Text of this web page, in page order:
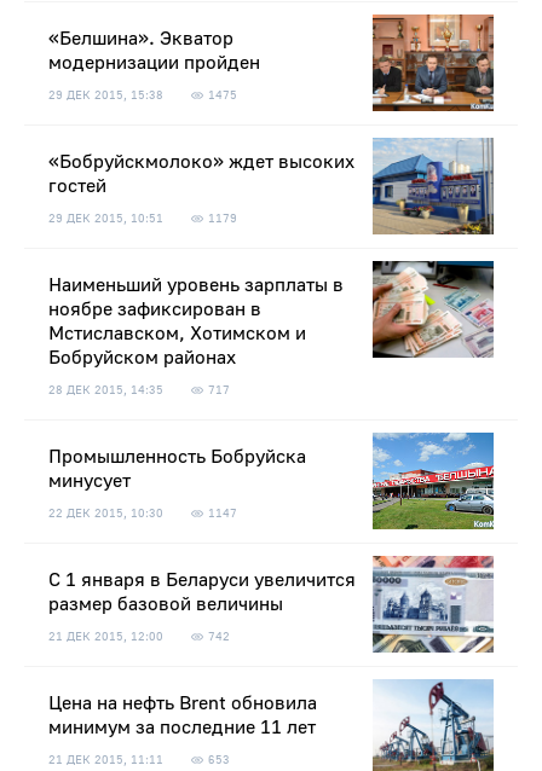
«Белшина». Экватор
модернизации пройден
29 ДЕК 2015, 15:38 1475
«Бобруйскмолоко» ждет высоких
гостей
29 ДЕК 2015, 10:51 1179
Наименьший уровень зарплаты в
ноябре зафиксирован в
Мстиславском, Хотимском и
Бобруйском районах
28 ДЕК 2015, 14:35 717
Промышленность Бобруйска
минусует
22 ДЕК 2015, 10:30 1147
С 1 января в Беларуси увеличится
размер базовой величины
21 ДЕК 2015, 12:00 742
Цена на нефть Brent обновила
минимум за последние 11 лет
21 ДЕК 2015, 11:11 653